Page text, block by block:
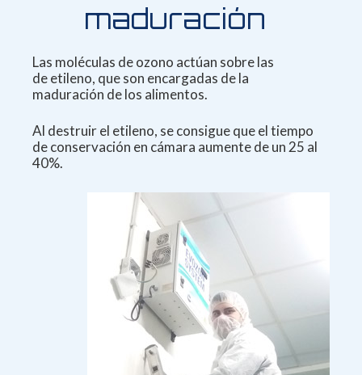
maduración
Las moléculas de ozono actúan sobre las
deetileno, que son encargadas de la
maduración de los alimentos.
Al destruir el etileno, se consigueque el tiempo
de conservación en cámara aumente de un 25 al
40%.